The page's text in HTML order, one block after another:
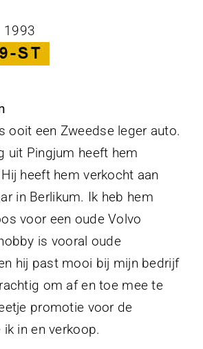
1993
ooit een Zweedse leger auto.
uit Pingjum heeft hem
heeft hem verkocht aan
in Berlikum. Ik heb hem
voor een oude Volvo
is vooral oude
hij past mooi bij mijn bedrijf
om af en toe mee te
promotie voor de
in en verkoop.